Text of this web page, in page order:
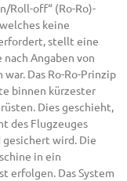
Roll-off“ (Ro-Ro)-
keine
stellt eine
Angaben von
Das Ro-Ro-Prinzip
binnen kürzester
Dies geschieht,
des Flugzeuges
wird. Die
in ein
erfolgen. Das System